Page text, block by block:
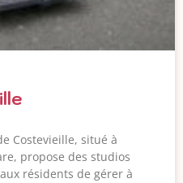
Costevieille, situé à
propose des studios
résidents de gérer à